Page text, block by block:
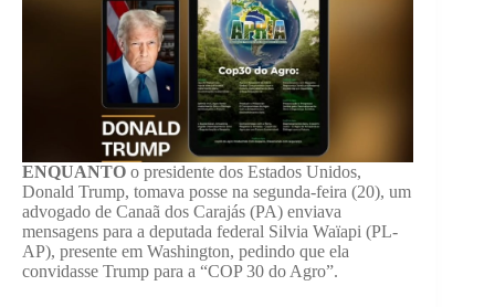
ENQUANTO o presidente dos Estados Unidos,
Donald Trump, tomava posse na segunda-feira (20), um
advogado de Canaã dos Carajás (PA) enviava
mensagens para a deputada federal Silvia Waïapi (PL-
AP), presente em Washington, pedindo que ela
convidasse Trump para a “COP 30 do Agro”.